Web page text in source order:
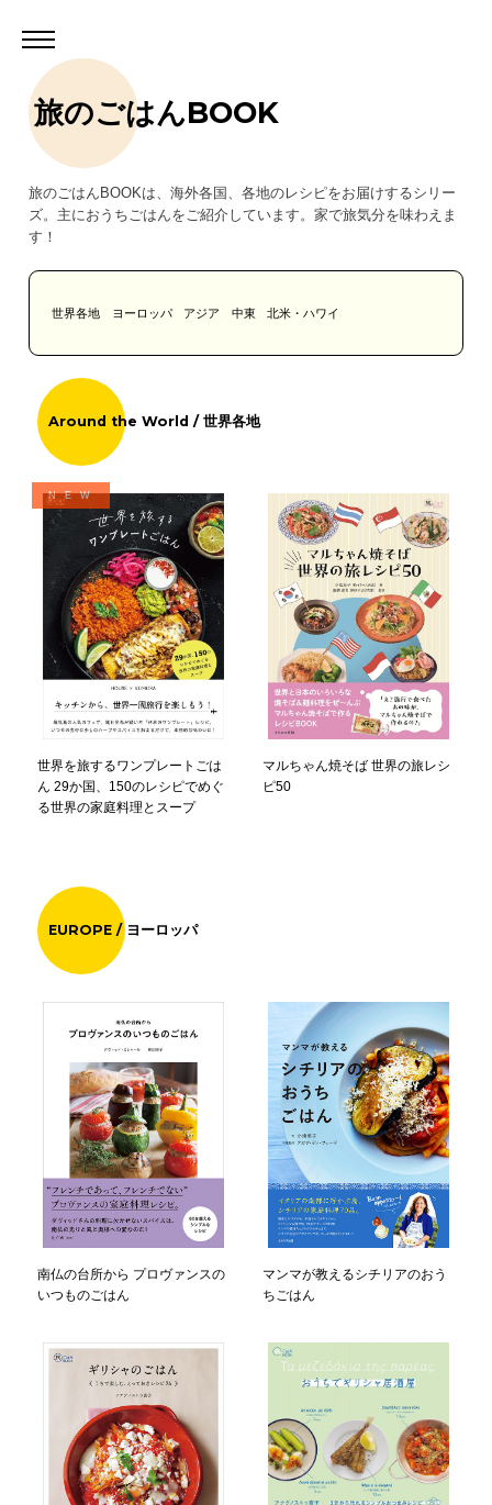
旅のごはんBOOK
旅のごはんBOOKは、海外各国、各地のレシピをお届けするシリー
ズ。主におうちごはんをご紹介しています。家で旅気分を味わえま
す！
世界各地 ヨーロッパ アジア 中東 北米・ハワイ
Around the World / 世界各地
NEW
世界を旅するワンプレートごは
ん 29か国、150のレシピでめぐ
る世界の家庭料理とスープ
マルちゃん焼そば 世界の旅レシ
ピ50
EUROPE / ヨーロッパ
南仏の台所から プロヴァンスの
いつものごはん
マンマが教えるシチリアのおう
ちごはん